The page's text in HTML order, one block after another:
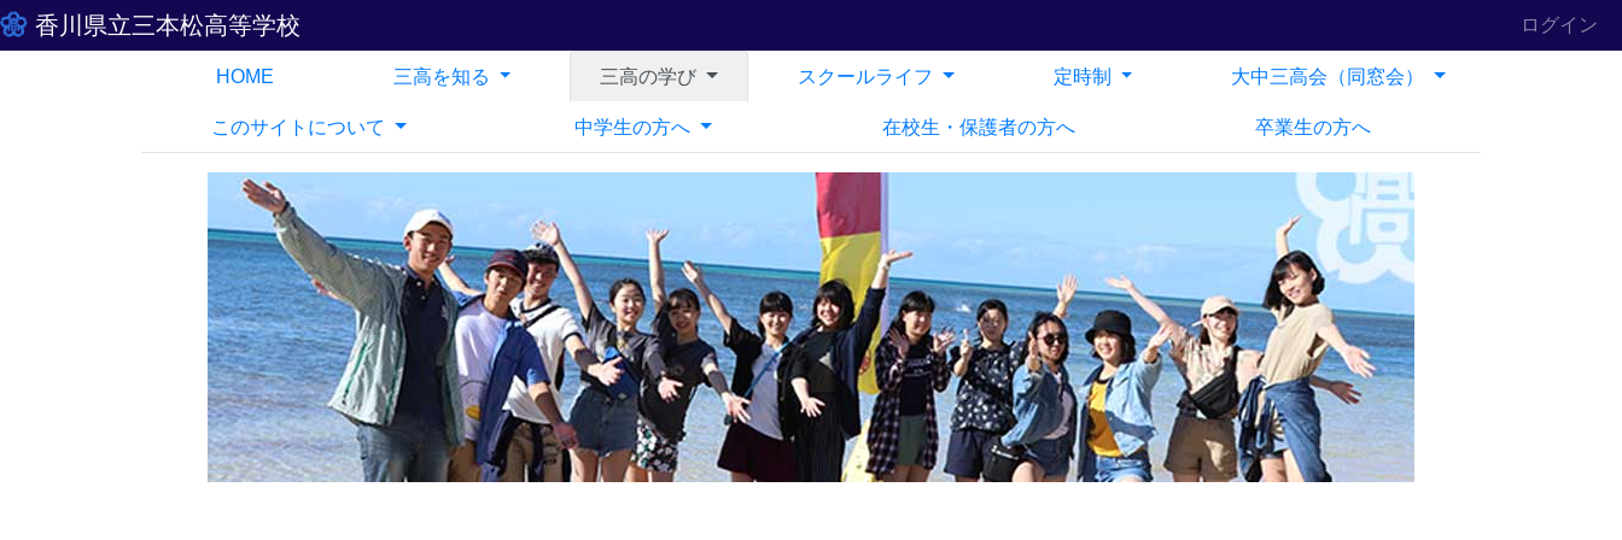
香川県立三本松高等学校 ログイン
HOME 三高を知る 三高の学び スクールライフ
中学生の方へ 在校生・保護者の方へ 卒業生の方へ
定時制 大中三高会（同窓会）
このサイトについて